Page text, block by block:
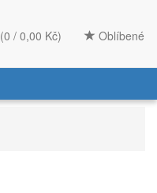
(0 / 0,00 Kč) Oblíbené